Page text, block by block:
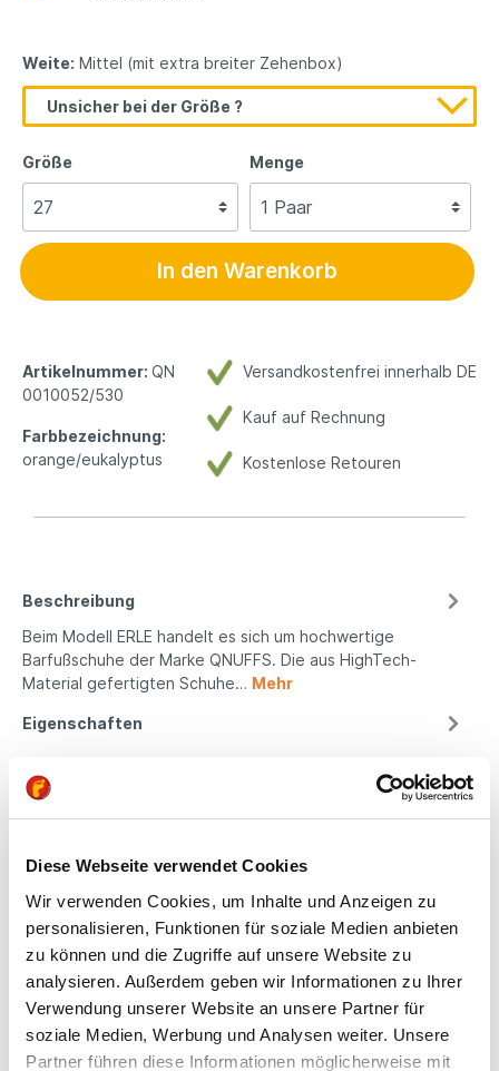
Diese Webseite verwendet Cookies
Wir verwenden Cookies, um Inhalte und Anzeigen zu
personalisieren, Funktionen für soziale Medien anbieten
zu können und die Zugriffe auf unsere Website zu
analysieren. Außerdem geben wir Informationen zu Ihrer
Verwendung unserer Website an unsere Partner für
soziale Medien, Werbung und Analysen weiter. Unsere
Partner führen diese Informationen möglicherweise mit
Weite: Mittel (mit extra breiter Zehenbox)
Unsicher bei der Größe ?
Größe Menge
In den Warenkorb
Versandkostenfrei innerhalb DE
Kauf auf Rechnung
Kostenlose Retouren
Artikelnummer: QN
0010052/530
Farbbezeichnung:
orange/eukalyptus
Beschreibung
Beim Modell ERLE handelt es sich um hochwertige
Barfußschuhe der Marke QNUFFS. Die aus HighTech-
Material gefertigten Schuhe… Mehr
Eigenschaften
Kindgerechte
Passform
All unsere Schuhe sind
auf die Bedürfnisse
von Kindern
ausgerichtet. Sie
bieten optimalen Halt,